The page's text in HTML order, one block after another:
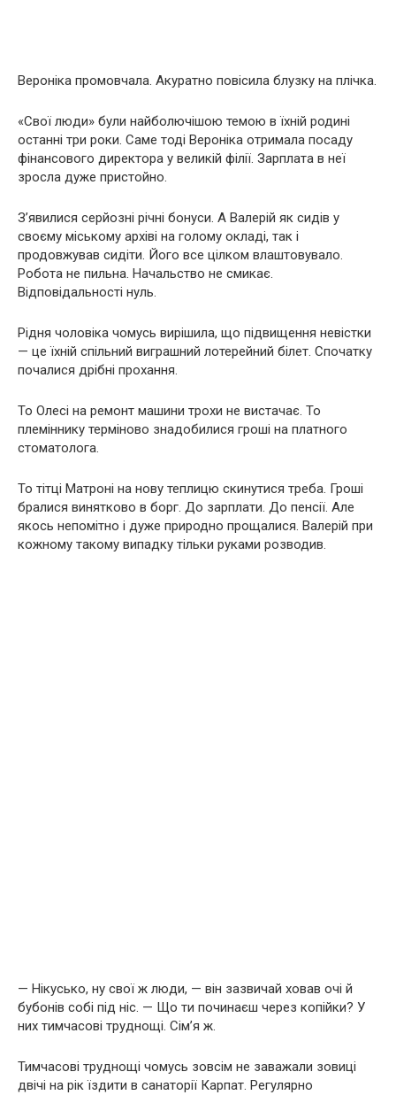
Вероніка промовчала. Акуратно повісила блузку на плічка.
«Свої люди» були найболючішою темою в їхній родині
останні три роки. Саме тоді Вероніка отримала посаду
фінансового директора у великій філії. Зарплата в неї
зросла дуже пристойно.
З’явилися серйозні річні бонуси. А Валерій як сидів у
своєму міському архіві на голому окладі, так і
продовжував сидіти. Його все цілком влаштовувало.
Робота не пильна. Начальство не смикає.
Відповідальності нуль.
Рідня чоловіка чомусь вирішила, що підвищення невістки
— це їхній спільний виграшний лотерейний білет. Спочатку
почалися дрібні прохання.
То Олесі на ремонт машини трохи не вистачає. То
племіннику терміново знадобилися гроші на платного
стоматолога.
То тітці Матроні на нову теплицю скинутися треба. Гроші
бралися винятково в борг. До зарплати. До пенсії. Але
якось непомітно і дуже природно прощалися. Валерій при
кожному такому випадку тільки руками розводив.
— Нікусько, ну свої ж люди, — він зазвичай ховав очі й
бубонів собі під ніс. — Що ти починаєш через копійки? У
них тимчасові труднощі. Сім’я ж.
Тимчасові труднощі чомусь зовсім не заважали зовиці
двічі на рік їздити в санаторії Карпат. Регулярно